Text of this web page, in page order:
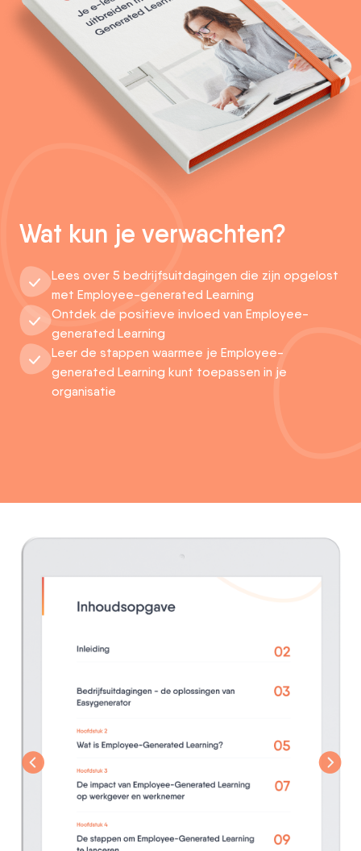
Wat kun je verwachten?
Lees over 5 bedrijfsuitdagingen die zijn opgelost
met Employee-generated Learning
Ontdek de positieve invloed van Employee-
generated Learning
Leer de stappen waarmee je Employee-
generated Learning kunt toepassen in je
organisatie